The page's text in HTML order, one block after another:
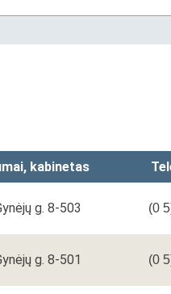
kabinetas
g. 8-503 (0
g. 8-501 (0